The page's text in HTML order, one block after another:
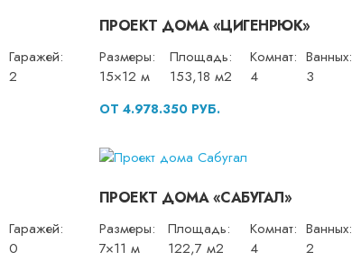
Гаражей:
2
ПРОЕКТ ДОМА «ЦИГЕНРЮК»
Размеры:
15×12 м
Площадь:
153,18 м2
Комнат:
4
Ванных:
3
ОТ 4.978.350 РУБ.
Гаражей:
0
ПРОЕКТ ДОМА «САБУГАЛ»
Размеры:
7×11 м
Площадь:
122,7 м2
Комнат:
4
Ванных:
2